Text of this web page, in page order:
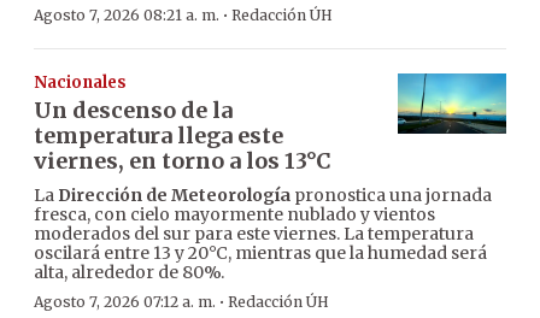
Agosto 7, 2026 08:21 a. m. · Redacción ÚH
Nacionales
Un descenso de la
temperatura llega este
viernes, en torno a los 13°C
La Dirección de Meteorología pronostica una jornada
fresca, con cielo mayormente nublado y vientos
moderados del sur para este viernes. La temperatura
oscilará entre 13 y 20°C, mientras que la humedad será
alta, alrededor de 80%.
Agosto 7, 2026 07:12 a. m. · Redacción ÚH